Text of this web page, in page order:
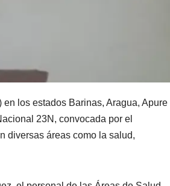
los estados Barinas, Aragua, Apure
23N, convocada por el
diversas áreas como la salud,